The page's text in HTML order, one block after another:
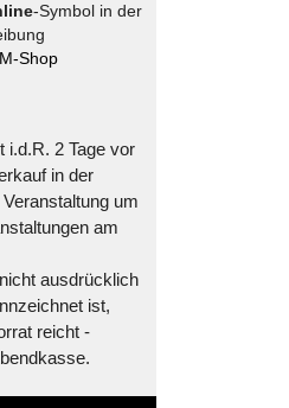
-Symbol in der
Shop
i.d.R. 2 Tage vor
in der
um
am
ausdrücklich
ist,
reicht -